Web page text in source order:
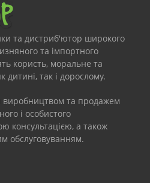
та дистриб'ютор широкого
та імпортного
користь, моральне та
дитині, так і дорослому.
виробництвом та продажем
і особистого
консультацією, а також
обслуговуванням.